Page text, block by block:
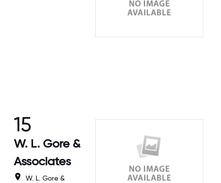
15
W. L. Gore &
Associates
W. L. Gore &